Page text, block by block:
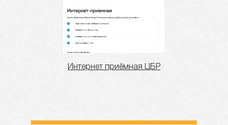
Интернет приёмная ЦБР